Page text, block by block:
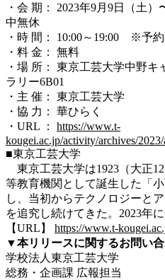
・会 期： 2023年9月9日（土
中無休
・時 間： 10:00～19:00 ※予
・料 金： 無料
・場 所： 東京工芸大学中野
ラリー6B01
・主 催： 東京工芸大学
・協 力： 華ひらく
・URL ： https://www.t-
kougei.ac.jp/activity/archives/
■東京工芸大学
東京工芸大学は1923（大正
等教育機関として誕生 した「
し、当初からテクノロジーと
を追究し続けてきた。2023年
【URL】 https://www.t-
▼本リリースに関するお問い
学校法人東京工芸大学
総務・企画課 広報担当